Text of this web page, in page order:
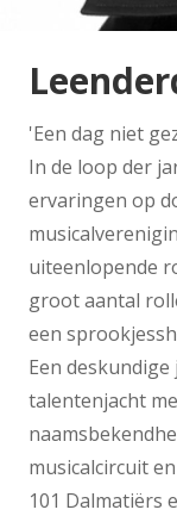
'Een dag niet
In de loop der
ervaringen op
uiteenlopende
groot aantal
een
Een
talentenjacht
musicalcircuit
101 Dalmatiërs